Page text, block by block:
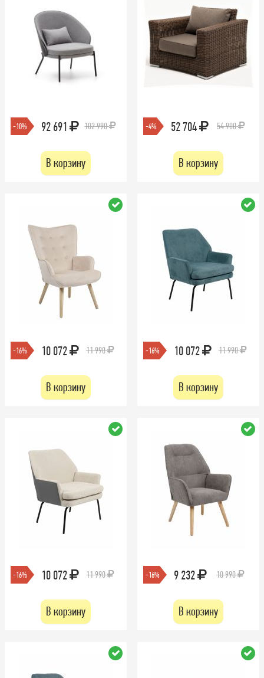
-10% 92 691 102 990
В корзину
-4% 52 704 54 900
В корзину
-16% 10 072 11 990
В корзину
-16% 10 072 11 990
В корзину
-16% 10 072 11 990
В корзину
-16% 9 232 10 990
В корзину